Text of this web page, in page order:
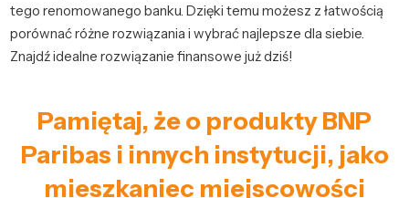
tego renomowanego banku. Dzięki temu możesz z łatwością
porównać różne rozwiązania i wybrać najlepsze dla siebie.
Znajdź idealne rozwiązanie finansowe już dziś!
Pamiętaj, że o produkty BNP
Paribas i innych instytucji, jako
mieszkaniec miejscowości